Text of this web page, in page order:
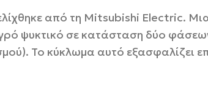
από τη Mitsubishi Electric.
ψυκτικό σε κατάσταση δύο
Το κύκλωμα αυτό εξασφαλίζει